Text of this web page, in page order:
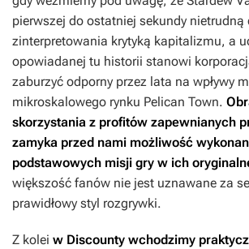
pierwszej do ostatniej sekundy nietrudną
zinterpretowania krytyką kapitalizmu, a
opowiadanej tu historii stanowi
zaburzyć odporny przez lata na wpływy
mikroskalowego rynku Pelican Town.
skorzystania z profitów zapewnianych
zamyka przed nami możliwość
podstawowych misji gry w ich
większość fanów nie jest uznawane za
prawidłowy styl rozgrywki.
Z kolei w Discounty wchodzimy